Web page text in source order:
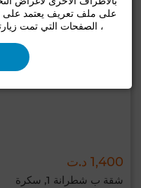
1,400 د.ت
شقة ب شطرانة 1, سكرة
على ملف تعريف يعتمد على
، الصفحات التي تمت